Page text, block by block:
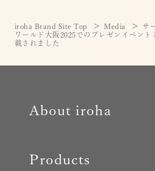
iroha Brand Site Top Media
サ
ワールド大阪2025でのプレゼンイベン
載されました
About iroha
Products